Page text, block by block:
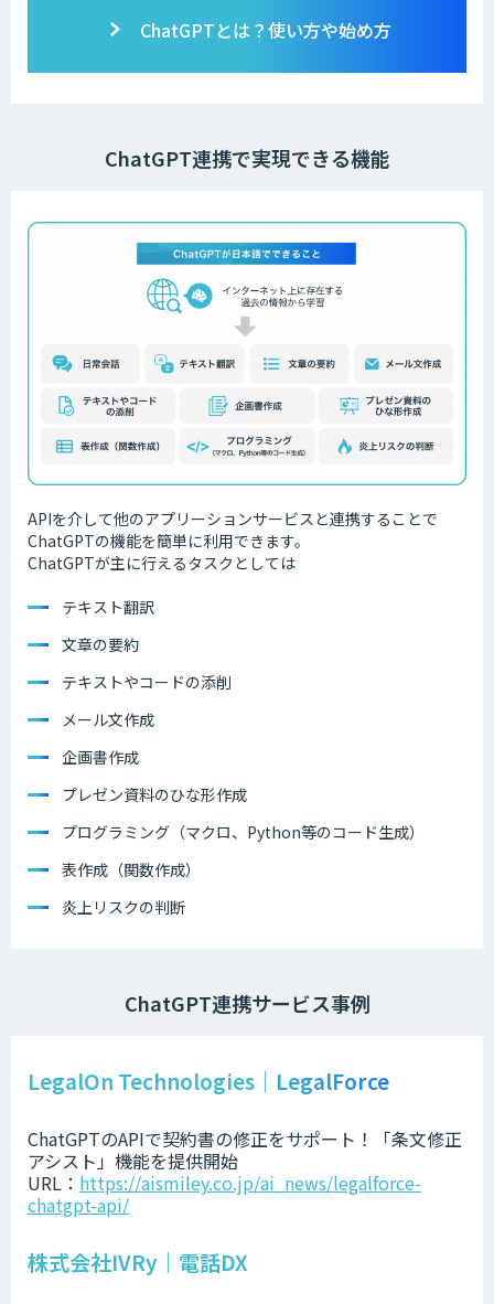
ChatGPTとは？使い方や始め方
ChatGPT連携で実現できる機能
APIを介して他のアプリーションサービスと連携することで
ChatGPTの機能を簡単に利用できます。
ChatGPTが主に行えるタスクとしては
テキスト翻訳
文章の要約
テキストやコードの添削
メール文作成
企画書作成
プレゼン資料のひな形作成
プログラミング（マクロ、Python等のコード生成）
表作成（関数作成）
炎上リスクの判断
ChatGPT連携サービス事例
LegalOn Technologies｜LegalForce
ChatGPTのAPIで契約書の修正をサポート！「条文修正
アシスト」機能を提供開始
URL： https://aismiley.co.jp/ai_news/legalforce-
chatgpt-api/
株式会社IVRy｜電話DX